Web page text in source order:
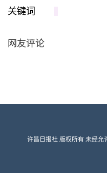
关键词
网友评论
许昌日报社 版权所有 未经允